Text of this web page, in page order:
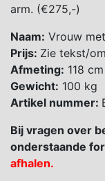
arm. (€275,-)
Naam: Vrouw
Prijs: Zie tekst/
Afmeting: 118 cm
Gewicht: 100 kg
Artikel nummer:
Bij vragen over
onderstaande
afhalen.